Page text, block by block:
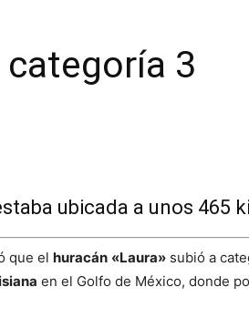
categoría 3
ubicada a unos 465
que el huracán «Laura» subió a
en el Golfo de México, donde